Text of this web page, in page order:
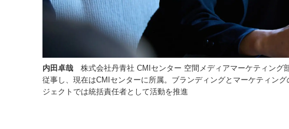
内田卓哉 株式会社丹青社 CMIセンター 空間メディアマーケティング
従事し、現在はCMIセンターに所属。ブランディングとマーケティン
ジェクトでは統括責任者として活動を推進